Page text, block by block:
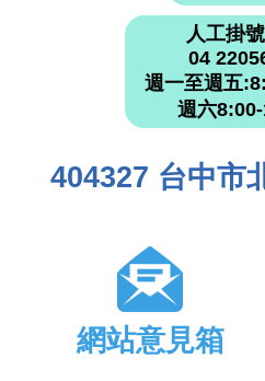
人工掛
04
週一至週五
週六
404327 台中市
網站意見箱